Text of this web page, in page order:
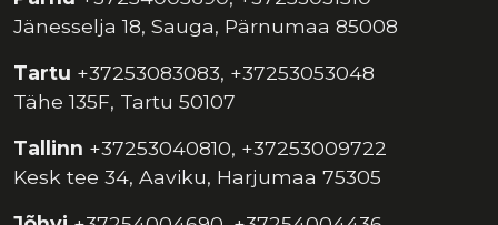
Jänesselja 18, Sauga, Pärnumaa 85008
Tartu +37253083083, +37253053048
Tähe 135F, Tartu 50107
Tallinn +37253040810, +37253009722
Kesk tee 34, Aaviku, Harjumaa 75305